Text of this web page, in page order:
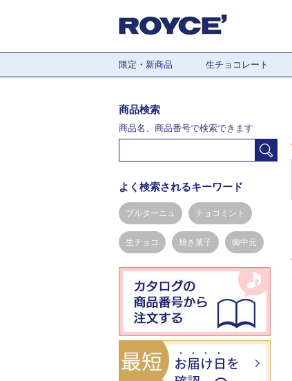
限定・新商品 生チョコレート
商品検索
商品名、商品番号で検索できます
よく検索されるキーワード
ブルターニュ チョコミント
生チョコ 焼き菓子 御中元